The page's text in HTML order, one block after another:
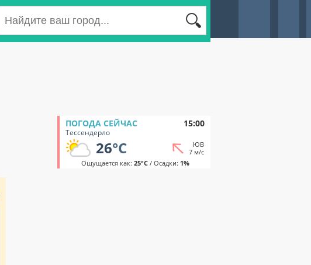
ПОГОДА СЕЙЧАС 15:00
Тессендерло
26°C
ЮВ
7 м/с
Ощущается как: 25°C/ Осадки: 1%